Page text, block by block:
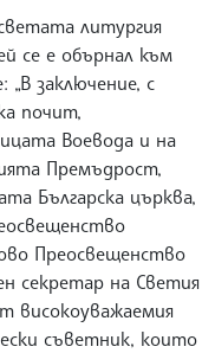
литургия
се е обърнал към
заключение, с
почит,
Воевода и на
Премъдрост,
Българска църква,
Преосвещенство
секретар на Светия
високоуважаемия
съветник, които